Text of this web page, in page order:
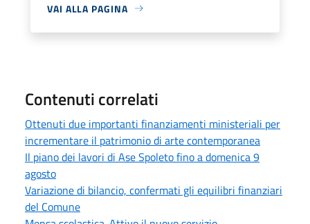
VAI ALLA PAGINA
Contenuti correlati
Ottenuti due importanti finanziamenti ministeriali per
incrementare il patrimonio di arte contemporanea
Il piano dei lavori di Ase Spoleto fino a domenica 9
agosto
Variazione di bilancio, confermati gli equilibri finanziari
del Comune